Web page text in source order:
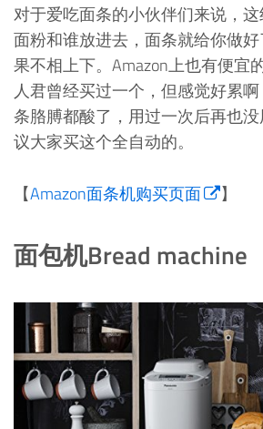
对于爱吃面条的小伙伴们来说，
面粉和谁放进去，面条就给你做
果不相上下。Amazon上也有便宜
人君曾经买过一个，但感觉好累
条胳膊都酸了，用过一次后再也
议大家买这个全自动的。
【Amazon面条机购买页面 】
面包机Bread machine